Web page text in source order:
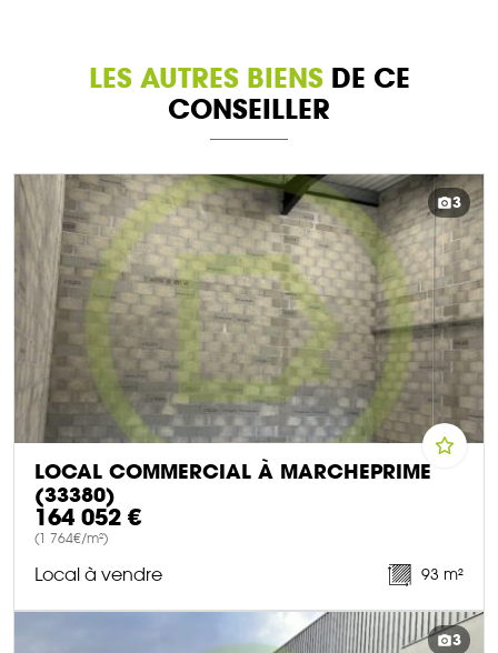
LES AUTRES BIENSDE CE
CONSEILLER
3
LOCAL COMMERCIAL À MARCHEPRIME
(33380)
164 052 €
(1 764€/m²)
Local à vendre 93 m²
3